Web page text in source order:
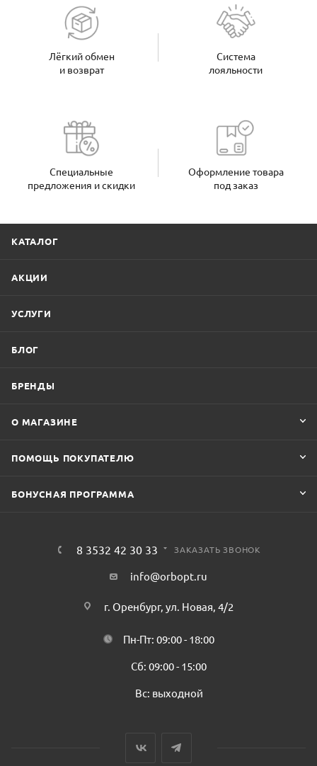
Лёгкий обмен
и возврат
Система
лояльности
Специальные
предложения и скидки
Оформление товара
под заказ
КАТАЛОГ
АКЦИИ
УСЛУГИ
БЛОГ
БРЕНДЫ
О МАГАЗИНЕ
ПОМОЩЬ ПОКУПАТЕЛЮ
БОНУСНАЯ ПРОГРАММА
8 3532 42 30 33 ЗАКАЗАТЬ ЗВОНОК
info@orbopt.ru
г. Оренбург, ул. Новая, 4/2
Пн-Пт: 09:00 - 18:00
Сб: 09:00 - 15:00
Вс: выходной